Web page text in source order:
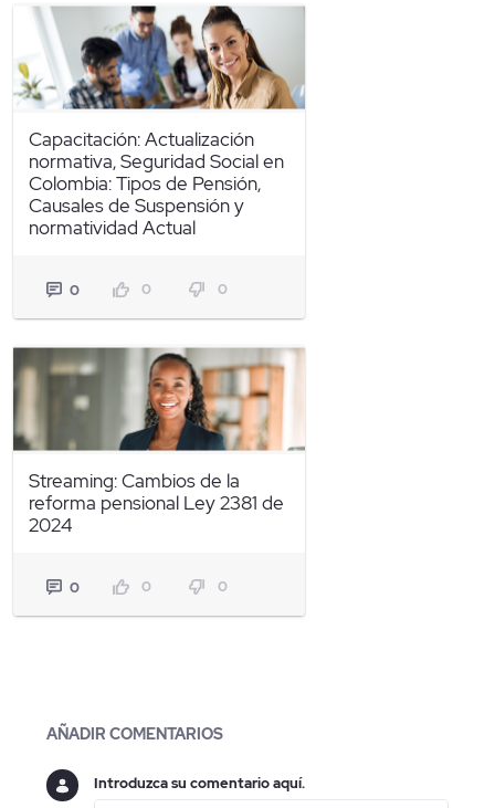
Capacitación: Actualización
normativa, Seguridad Social en
Colombia: Tipos de Pensión,
Causales de Suspensión y
normatividad Actual
0 0 0
Streaming: Cambios de la
reforma pensional Ley 2381 de
2024
0 0 0
Blogs
AÑADIR COMENTARIOS
Introduzca su comentario aquí.